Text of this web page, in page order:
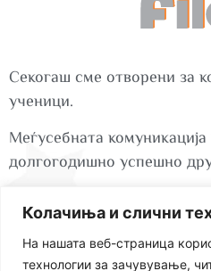
Колачиња и слични
На нашата веб-страница
технологии за зачувување,
Секогаш сме отворени за
ученици.
Меѓусебната
долгогодишно успешно
ул. Миле Поп